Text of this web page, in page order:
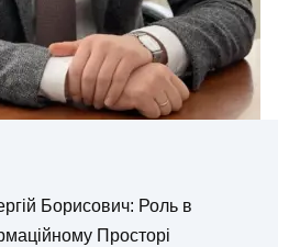
Борисович: Роль в
Просторі